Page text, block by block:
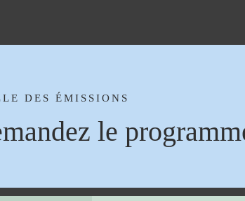
DES ÉMISSIONS
le